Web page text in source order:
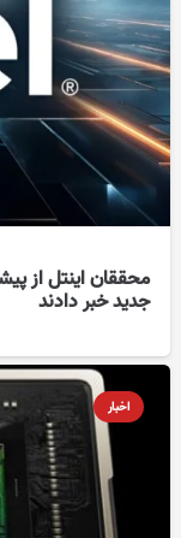
محققان اینتل از
جدید خبر دادند
اخبار